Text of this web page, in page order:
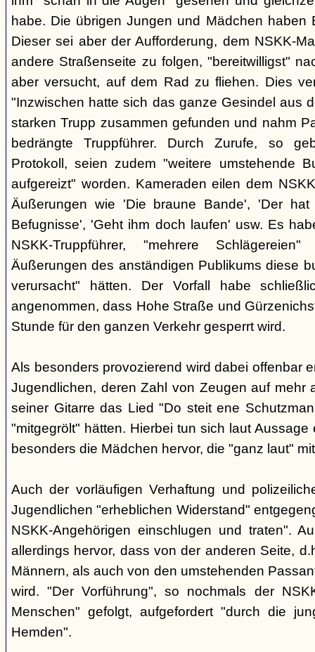
habe. Die übrigen Jungen und Mädchen haben
Dieser sei aber der Aufforderung, dem NSKK-
andere Straßenseite zu folgen, "bereitwilligst"
aber versucht, auf dem Rad zu fliehen. Dies
"Inzwischen hatte sich das ganze Gesindel aus
starken Trupp zusammen gefunden und nahm
bedrängte Truppführer. Durch Zurufe, so
Protokoll, seien zudem "weitere umstehende
aufgereizt" worden. Kameraden eilen dem
Äußerungen wie 'Die braune Bande', 'Der hat
Befugnisse', 'Geht ihm doch laufen' usw. Es
NSKK-Truppführer, "mehrere
Äußerungen des anständigen Publikums diese
verursacht" hätten. Der Vorfall habe
angenommen, dass Hohe Straße und
Stunde für den ganzen Verkehr gesperrt wird.
Als besonders provozierend wird dabei offenbar
Jugendlichen, deren Zahl von Zeugen auf mehr
seiner Gitarre das Lied "Do steit ene
"mitgegrölt" hätten. Hierbei tun sich laut
besonders die Mädchen hervor, die "ganz laut"
Auch der vorläufigen Verhaftung und
Jugendlichen "erheblichen Widerstand"
NSKK-Angehörigen einschlugen und traten".
allerdings hervor, dass von der anderen Seite,
Männern, als auch von den umstehenden
wird. "Der Vorführung", so nochmals der
Menschen" gefolgt, aufgefordert "durch die
Hemden".